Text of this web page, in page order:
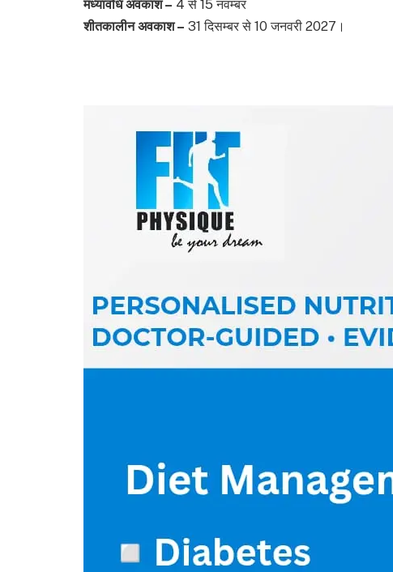
मध्यावधि अवकाश – 4 से 15 नवम्बर
शीतकालीन अवकाश – 31 दिसम्बर से 10 जनवरी 2027।